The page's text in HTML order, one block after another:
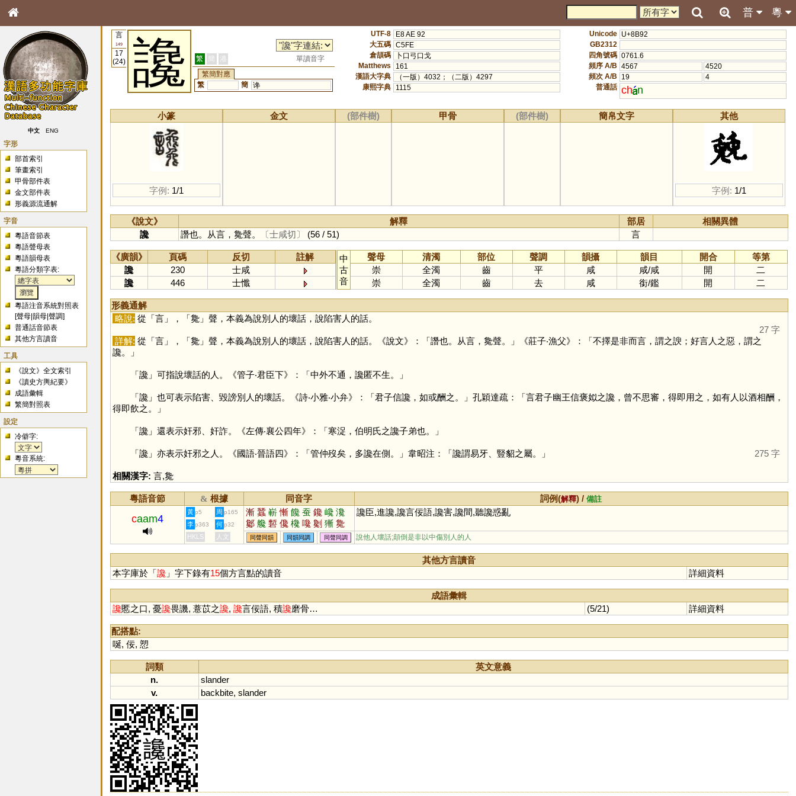
粵
普
中文 ENG
字形
部首索引
筆畫索引
甲骨部件表
金文部件表
形義源流通解
字音
粵語音節表
粵語聲母表
粵語韻母表
粵語分類字表:
粵語注音系統對照表
[聲母 |韻母 |聲調]
普通話音節表
其他方言讀音
工具
《說文》全文索引
《讀史方輿紀要》
成語彙輯
繁簡對照表
設定
冷僻字:
粵音系統:
言
149
17
(24)
讒 繁 簡 港
單讀音字
繁簡對應
繁
簡 谗
UTF-8
E8 AE 92
大五碼 C5FE
倉頡碼
卜口弓口戈
Matthews
161
漢語大字典
（一版）4032；（二版）4297
康熙字典
1115
Unicode U+8B92
GB2312
四角號碼 0761.6
頻序 A/B 4567
4520
頻次 A/B
19
4
普通話 ch n
小篆
字例: 1/1
金文 (部件樹) 甲骨 (部件樹) 簡帛文字 其他
字例: 1/1
《說文》 解釋 部居
相關異體
讒
譖也。从言，毚聲。 〔士咸切〕 (56 / 51) 言
《廣韻》 頁碼 反切
註解
讒
230
士咸
讒
446 士懺
中
古
音
聲母 清濁 部位 聲調 韻攝 韻目 開合
等第
崇
全濁 齒 平 咸 咸/咸 開
二
崇
全濁 齒 去 咸 銜/鑑 開 二
形義通解
略說: 從「言」，「毚」聲，本義為說別人的壞話，說陷害人的話。
27 字
詳解: 從「言」，「毚」聲，本義為說別人的壞話，說陷害人的話。《說文》：「譖也。从言，毚聲。」《莊子‧漁父》：「不擇是非而言，謂之諛；好言人之惡，謂之
讒。」
「讒」可指說壞話的人。《管子‧君臣下》：「中外不通，讒匿不生。」
「讒」也可表示陷害、毀謗別人的壞話。《詩‧小雅‧小弁》：「君子信讒，如或酬之。」孔穎達疏：「言君子幽王信褒姒之讒，曾不思審，得即用之，如有人以酒相酬，
得即飲之。」
「讒」還表示奸邪、奸詐。《左傳‧襄公四年》：「寒浞，伯明氏之讒子弟也。」
「讒」亦表示奸邪之人。《國語‧晉語四》：「管仲歿矣，多讒在側。」韋昭注：「讒謂易牙、豎貂之屬。」 275 字
相關漢字: 言,毚
粵語音節 & 根據 同音字 詞例(解釋) /備註
caam4
黃 p5 周 p165 漸 蠶 嶄 慚 饞 蚕 鑱 巉 瀺
酁 艬 磛 儳 欃 嚵 劖 獑 毚
讒臣,進讒,讒言佞語,讒害,讒間,聽讒惑亂
李 p363 何 p32
HKLS 人文 同聲同韻 同韻同調 同聲同調 說他人壞話;顛倒是非以中傷別人的人
其他方言讀音
本字庫於「讒」字下錄有15個方言點的讀音 詳細資料
成語彙輯
讒慝之口, 憂讒畏譏, 薏苡之讒, 讒言佞語, 積讒磨骨… (5/21) 詳細資料
配搭點:
唌, 佞, 愬
詞類
英文意義
n.
slander
v.
backbite, slander